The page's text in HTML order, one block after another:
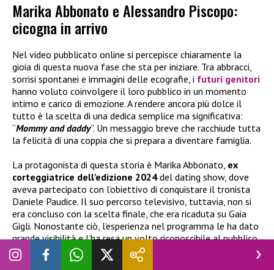
Marika Abbonato e Alessandro Piscopo:
cicogna in arrivo
Nel video pubblicato online si percepisce chiaramente la
gioia di questa nuova fase che sta per iniziare. Tra abbracci,
sorrisi spontanei e immagini delle ecografie, i futuri genitori
hanno voluto coinvolgere il loro pubblico in un momento
intimo e carico di emozione. A rendere ancora più dolce il
tutto è la scelta di una dedica semplice ma significativa:
“Mommy and daddy”. Un messaggio breve che racchiude tutta
la felicità di una coppia che si prepara a diventare famiglia.
La protagonista di questa storia è Marika Abbonato, ex
corteggiatrice dell’edizione 2024del dating show, dove
aveva partecipato con l’obiettivo di conquistare il tronista
Daniele Paudice. Il suo percorso televisivo, tuttavia, non si
era concluso con la scelta finale, che era ricaduta su Gaia
Gigli. Nonostante ciò, l’esperienza nel programma le ha dato
grande visibilità e l’ha resa un volto riconoscibile al pubblico
del pomeriggio di Canale 5.